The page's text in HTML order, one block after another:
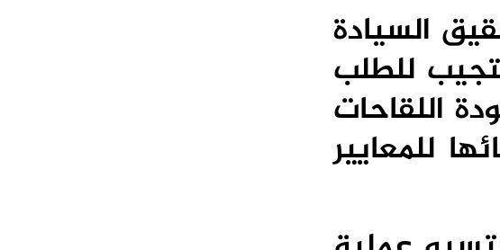
السيادة
للطلب
اللقاحات
للمعايير